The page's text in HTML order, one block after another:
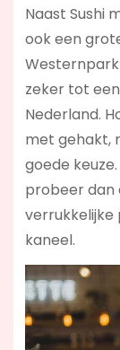
Naast Sushi
ook een
zeker tot
Nederland.
met gehakt,
goede
probeer dan
verrukkelijke
kaneel.